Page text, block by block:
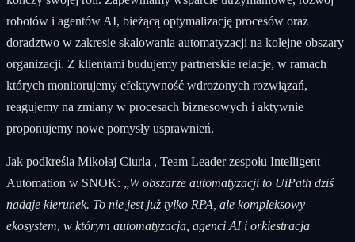
robotów i agentów AI, bieżącą optymalizację procesów oraz
doradztwo w zakresie skalowania automatyzacji na kolejne obszary
organizacji. Z klientami budujemy partnerskie relacje, w ramach
których monitorujemy efektywność wdrożonych rozwiązań,
reagujemy na zmiany w procesach biznesowych i aktywnie
proponujemy nowe pomysły usprawnień.
Jak podkreśla Mikołaj Ciurla , Team Leader zespołu Intelligent
Automation w SNOK: „W obszarze automatyzacji to UiPath dziś
nadaje kierunek. To nie jest już tylko RPA, ale kompleksowy
ekosystem, w którym automatyzacja, agenci AI i orkiestracja